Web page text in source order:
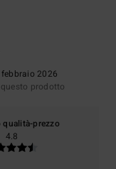
2026
prodotto
qualità-prezzo
4.8